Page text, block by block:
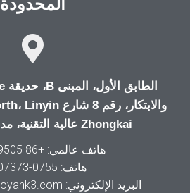
المحدودة
Zhongkai عالية التقنية، مدينة Huizhou.
هاتف عالمي: +86 4009969505
هاتف: 0755-27307373
البريد الإلكتروني: mailto:sales@boyank3.com